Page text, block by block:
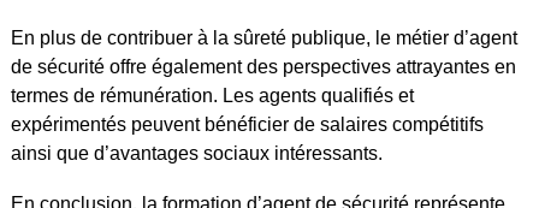
En plus de contribuer à la sûreté publique, le métier d’agent
de sécurité offre également des perspectives attrayantes en
termes de rémunération. Les agents qualifiés et
expérimentés peuvent bénéficier de salaires compétitifs
ainsi que d’avantages sociaux intéressants.